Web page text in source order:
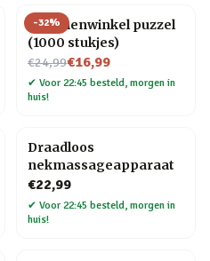
-32%
Bloemenwinkel puzzel
(1000 stukjes)
€24,99
Nu voor€16,99
✔ Voor 22:45 besteld, morgen in
huis!
Draadloos
nekmassageapparaat
€22,99
✔ Voor 22:45 besteld, morgen in
huis!